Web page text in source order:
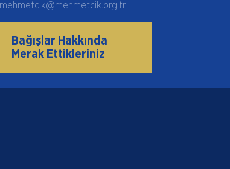
mehmetcik@mehmetcik.org.tr
Bağışlar Hakkında
Merak Ettikleriniz